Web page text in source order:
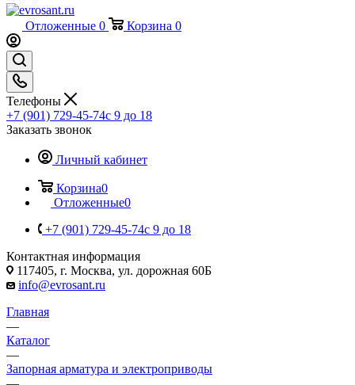
Отложенные 0 Корзина 0
Телефоны
+7 (901) 729-45-74c 9 до 18
Заказать звонок
Личный кабинет
Корзина0
Отложенные0
+7 (901) 729-45-74c 9 до 18
Контактная информация
117405, г. Москва, ул. дорожная 60Б
info@evrosant.ru
Главная
—
Каталог
—
Запорная арматура и электроприводы